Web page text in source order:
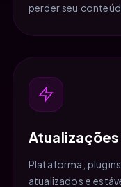
perder seu
Atualizações
Plataforma,
atualizados e